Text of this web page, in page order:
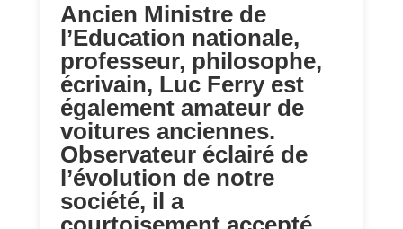
Ancien Ministre de
l’Education nationale,
professeur, philosophe,
écrivain, Luc Ferry est
également amateur de
voitures anciennes.
Observateur éclairé de
l’évolution de notre
société, il a